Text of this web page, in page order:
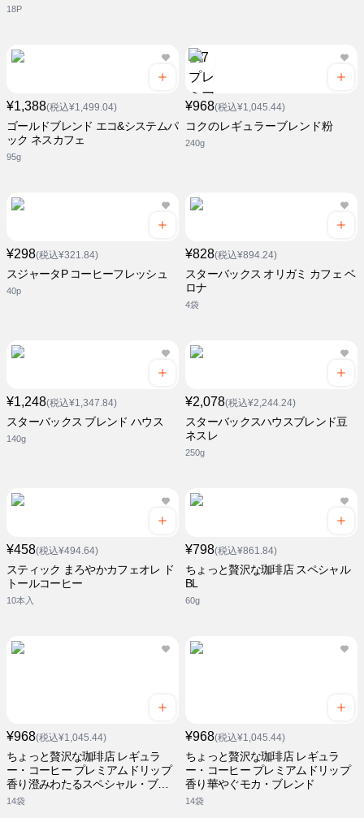
18P
¥1,388(税込¥1,499.04)
ゴールドブレンド エコ&システムパ
ック ネスカフェ
95g
¥968(税込¥1,045.44)
コクのレギュラーブレンド粉
240g
¥298(税込¥321.84)
スジャータP コーヒーフレッシュ
40p
¥828(税込¥894.24)
スターバックス オリガミ カフェ ベ
ロナ
4袋
¥1,248(税込¥1,347.84)
スターバックス ブレンド ハウス
140g
¥2,078(税込¥2,244.24)
スターバックスハウスブレンド豆
ネスレ
250g
¥458(税込¥494.64)
スティック まろやかカフェオレ ド
トールコーヒー
10本入
¥798(税込¥861.84)
ちょっと贅沢な珈琲店 スペシャル
BL
60g
¥968(税込¥1,045.44)
ちょっと贅沢な珈琲店 レギュラ
ー・コーヒー プレミアムドリップ
香り澄みわたるスペシャル・ブレ
ンド
14袋
¥968(税込¥1,045.44)
ちょっと贅沢な珈琲店 レギュラ
ー・コーヒー プレミアムドリップ
香り華やぐモカ・ブレンド
14袋